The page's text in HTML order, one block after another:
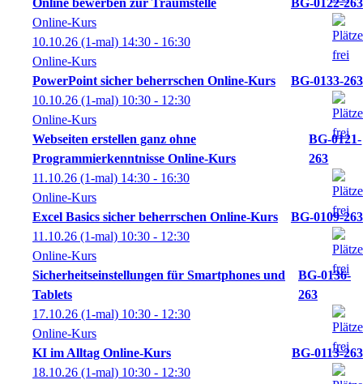
Online bewerben zur Traumstelle
BG-0122-263
Online-Kurs
10.10.26 (1-mal) 14:30 - 16:30
Online-Kurs
PowerPoint sicher beherrschen Online-Kurs
BG-0133-263
10.10.26 (1-mal) 10:30 - 12:30
Online-Kurs
Webseiten erstellen ganz ohne
Programmierkenntnisse Online-Kurs
BG-0121-
263
11.10.26 (1-mal) 14:30 - 16:30
Online-Kurs
Excel Basics sicher beherrschen Online-Kurs
BG-0109-263
11.10.26 (1-mal) 10:30 - 12:30
Online-Kurs
Sicherheitseinstellungen für Smartphones und
Tablets
BG-0136-
263
17.10.26 (1-mal) 10:30 - 12:30
Online-Kurs
KI im Alltag Online-Kurs
BG-0113-263
18.10.26 (1-mal) 10:30 - 12:30